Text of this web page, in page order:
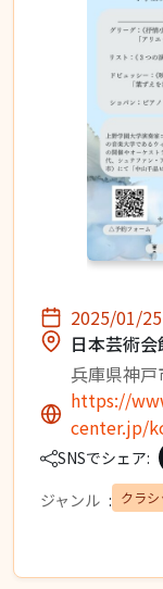
2025/01/
日本芸術会
兵庫県神
https://
center.jp/
SNSでシェア:
ジャンル : クラシ